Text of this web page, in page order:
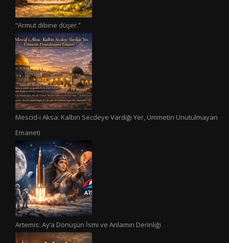
“Armut dibine düşer.”
Mescid-i Aksa: Kalbin Secdeye Vardığı Yer, Ümmetin Unutulmayan
Emaneti
Artemis: Ay’a Dönüşün İsmi ve Anlamın Derinliği